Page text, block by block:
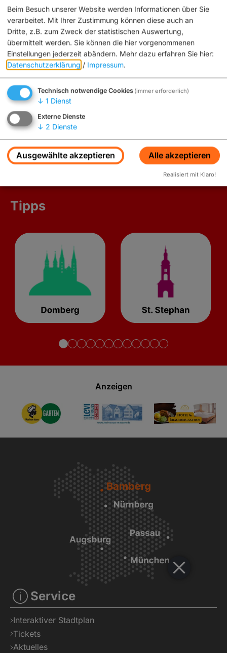
Gaststätte Plückers
Mußstraße 7
96047 Bamberg
0951 7000550
Website
Tipps
Anzeigen
Service
Interaktiver Stadtplan
Tickets
Aktuelles
Beim Besuch unserer Website werden Informationen über Sie
verarbeitet. Mit Ihrer Zustimmung können diese auch an
Dritte, z.B. zum Zweck der statistischen Auswertung,
übermittelt werden. Sie können die hier vorgenommenen
Einstellungen jederzeit abändern. Mehr dazu erfahren Sie hier:
Datenschutzerklärung / Impressum.
Technisch notwendige Cookies (immer erforderlich)
↓ 1 Dienst
Externe Dienste
↓ 2 Dienste
Ausgewählte akzeptieren Alle akzeptieren
Realisiert mit Klaro!